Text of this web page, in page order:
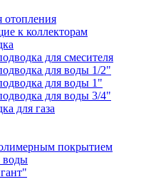
к коллекторам
для смесителя
для воды 1/2"
для воды 1"
для воды 3/4"
для газа
покрытием
воды